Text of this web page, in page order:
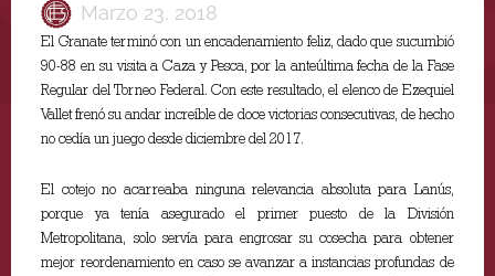
Marzo 23, 2018
El Granate terminó con un encadenamiento feliz, dado que sucumbió
90-88 en su visita a Caza y Pesca, por la anteúltima fecha de la Fase
Regular del Torneo Federal. Con este resultado, el elenco de Ezequiel
Vallet frenó su andar increíble de doce victorias consecutivas, de hecho
no cedía un juego desde diciembre del 2017.
El cotejo no acarreaba ninguna relevancia absoluta para Lanús,
porque ya tenía asegurado el primer puesto de la División
Metropolitana, solo servía para engrosar su cosecha para obtener
mejor reordenamiento en caso se avanzar a instancias profundas de